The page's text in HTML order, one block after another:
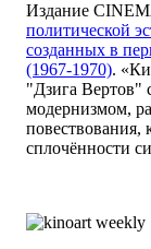
Издание
политической
созданных в
(1967-1970).
"Дзига Вертов"
модернизмом,
повествования,
сплочённости